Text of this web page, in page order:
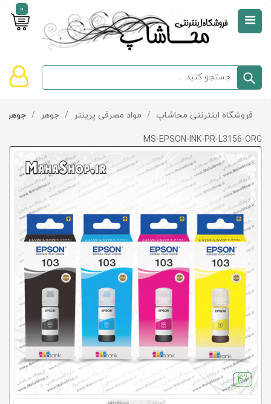
0
صفحه
دسته‌بندی
تخفیف‌ها
و
پیشنهادها
تماس
با
ما
کلاب
محاشاپ
سبد
خالی
است
فروشگاه اینترنتی محاشاپ / مواد مصرفی پرینتر / جوهر / جوهر Epson
MS-EPSON-INK-PR-L3156-ORG
4٪